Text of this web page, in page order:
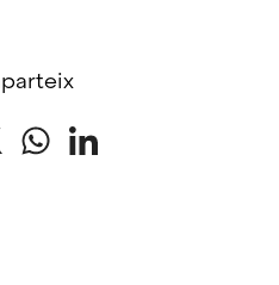
Twitter WhatsApp